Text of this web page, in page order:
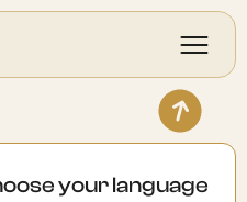
your language